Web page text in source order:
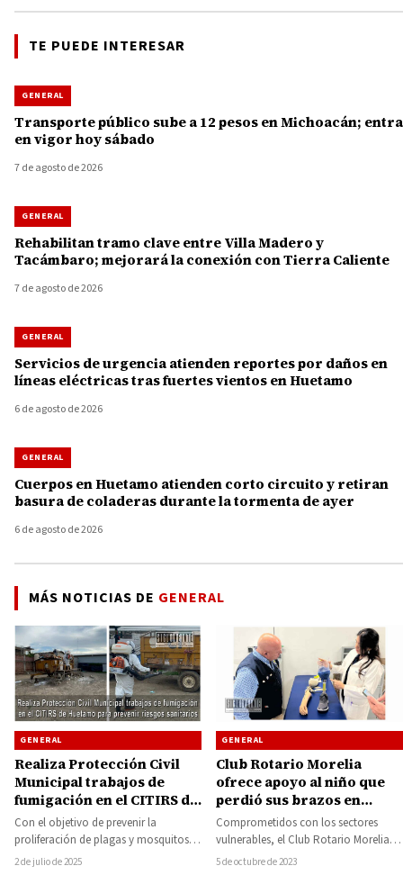
TE PUEDE INTERESAR
GENERAL
Transporte público sube a 12 pesos en Michoacán; entra
en vigor hoy sábado
7 de agosto de 2026
GENERAL
Rehabilitan tramo clave entre Villa Madero y
Tacámbaro; mejorará la conexión con Tierra Caliente
7 de agosto de 2026
GENERAL
Servicios de urgencia atienden reportes por daños en
líneas eléctricas tras fuertes vientos en Huetamo
6 de agosto de 2026
GENERAL
Cuerpos en Huetamo atienden corto circuito y retiran
basura de coladeras durante la tormenta de ayer
6 de agosto de 2026
MÁS NOTICIAS DE GENERAL
GENERAL
Realiza Protección Civil
Municipal trabajos de
fumigación en el CITIRS de
Huetamo para prevenir
riesgos sanitarios
Con el objetivo de prevenir la
proliferación de plagas y mosquitos
que representen un riesgo para la
2 de julio de 2025
GENERAL
Club Rotario Morelia
ofrece apoyo al niño que
perdió sus brazos en
accidente en la capital
michoacana
Comprometidos con los sectores
vulnerables, el Club Rotario Morelia
brindará su apoyo con prótesis y
5 de octubre de 2023